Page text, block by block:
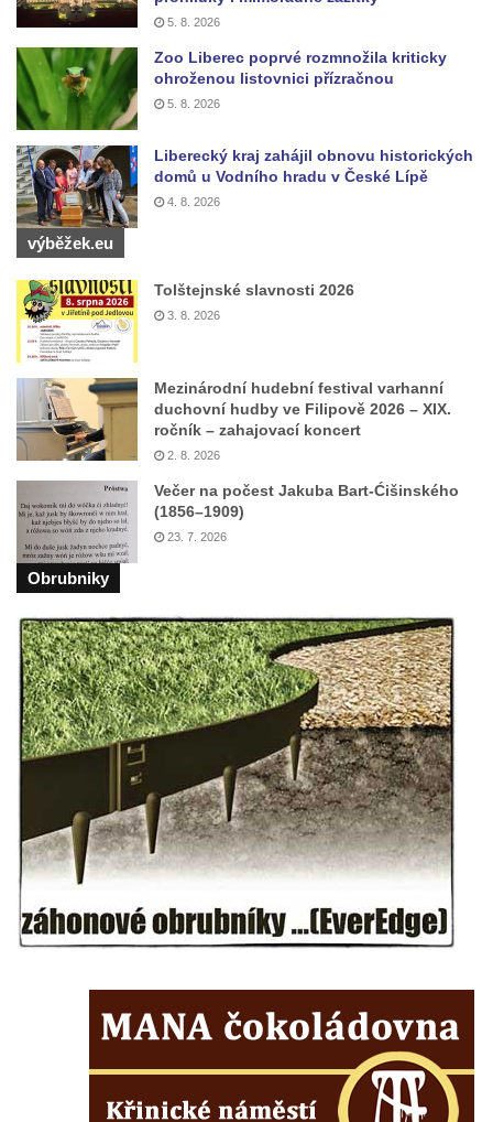
Socha svatého Josefa na nádvoří kláštera
dominikánů v Českých Budějovicích
Socha svaté Anny na nádvoří kláštera
dominikánů v Českých Budějovicích
Socha svatého Dominika na nádvoří
kláštera dominikánů v Českých
Budějovicích
Sousoší Kalvárie před klášterem
Českých Budějovicích
Socha svatého Václava u pramene v
Semilech
Pamětní deska Tomáše Garrigue Masaryka
na radnici v Českých Budějovicích
Pamětní deska na biskupské rezidenci v
Českých Budějovicích
Pamětní deska Josefa Hloucha na
biskupské rezidenci v Českých
Budějovicích
Socha žáby u rybníčku na Náměstí v
Kamenném Újezdě
Pamětní kámen družebních obcí Kamenný
Újezd a Krauchthal v parku na Náměstí v
Kamenném Újezdě
Socha na náměstí J. V. Kamarýta ve
Pomník J. V. Kamarýta v Krumlovské ulici ve
Velešíně
vstupu do poutního místa Římov
Liberci
Pamětní deska Vojtěcha Kocmicha na
5. 8. 2026
Zoo Liberec poprvé rozmnožila kriticky
ohroženou listovnici přízračnou
5. 8. 2026
Liberecký kraj zahájil obnovu historických
domů u Vodního hradu v České Lípě
4. 8. 2026
výběžek.eu
Tolštejnské slavnosti 2026
3. 8. 2026
Mezinárodní hudební festival varhanní
duchovní hudby ve Filipově 2026 – XIX.
ročník – zahajovací koncert
2. 8. 2026
Večer na počest Jakuba Bart-Ćišinského
(1856–1909)
23. 7. 2026
Obrubniky